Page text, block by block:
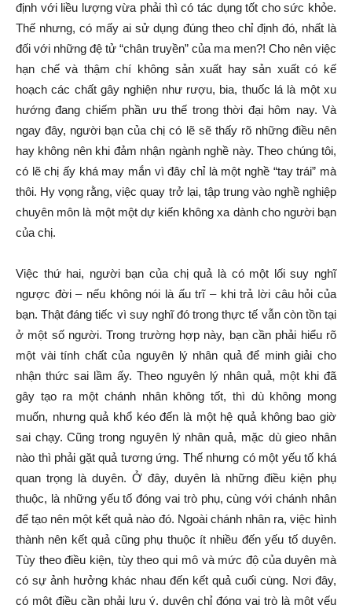
định với liều lượng vừa phải thì có tác dụng tốt cho sức khỏe.
Thế nhưng, có mấy ai sử dụng đúng theo chỉ định đó, nhất là
đối với những đệ tử “chân truyền” của ma men?! Cho nên việc
hạn chế và thậm chí không sản xuất hay sản xuất có kế
hoạch các chất gây nghiện như rượu, bia, thuốc lá là một xu
hướng đang chiếm phần ưu thế trong thời đại hôm nay. Và
ngay đây, người bạn của chị có lẽ sẽ thấy rõ những điều nên
hay không nên khi đảm nhận ngành nghề này. Theo chúng tôi,
có lẽ chị ấy khá may mắn vì đây chỉ là một nghề “tay trái” mà
thôi. Hy vọng rằng, việc quay trở lại, tập trung vào nghề nghiệp
chuyên môn là một một dự kiến không xa dành cho người bạn
của chị.
Việc thứ hai, người bạn của chị quả là có một lối suy nghĩ
ngược đời – nếu không nói là ấu trĩ – khi trả lời câu hỏi của
bạn. Thật đáng tiếc vì suy nghĩ đó trong thực tế vẫn còn tồn tại
ở một số người. Trong trường hợp này, bạn cần phải hiểu rõ
một vài tính chất của nguyên lý nhân quả để minh giải cho
nhận thức sai lầm ấy. Theo nguyên lý nhân quả, một khi đã
gây tạo ra một chánh nhân không tốt, thì dù không mong
muốn, nhưng quả khổ kéo đến là một hệ quả không bao giờ
sai chạy. Cũng trong nguyên lý nhân quả, mặc dù gieo nhân
nào thì phải gặt quả tương ứng. Thế nhưng có một yếu tố khá
quan trọng là duyên. Ở đây, duyên là những điều kiện phụ
thuộc, là những yếu tố đóng vai trò phụ, cùng với chánh nhân
để tạo nên một kết quả nào đó. Ngoài chánh nhân ra, việc hình
thành nên kết quả cũng phụ thuộc ít nhiều đến yếu tố duyên.
Tùy theo điều kiện, tùy theo qui mô và mức độ của duyên mà
có sự ảnh hưởng khác nhau đến kết quả cuối cùng. Nơi đây,
có một điều cần phải lưu ý, duyên chỉ đóng vai trò là một yếu